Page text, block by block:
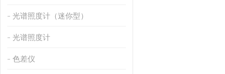
光谱照度计（迷你型）
光谱照度计
色差仪